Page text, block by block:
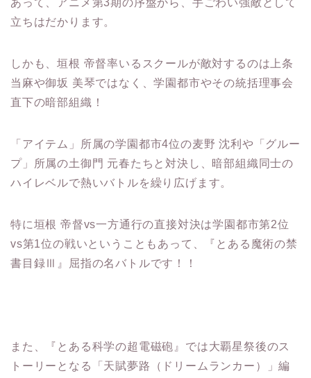
あって、アニメ第3期の序盤から、手ごわい強敵として
立ちはだかります。
しかも、垣根 帝督率いるスクールが敵対するのは上条
当麻や御坂 美琴ではなく、学園都市やその統括理事会
直下の暗部組織！
「アイテム」所属の学園都市4位の麦野 沈利や「グルー
プ」所属の土御門 元春たちと対決し、暗部組織同士の
ハイレベルで熱いバトルを繰り広げます。
特に垣根 帝督vs一方通行の直接対決は学園都市第2位
vs第1位の戦いということもあって、『とある魔術の禁
書目録Ⅲ』屈指の名バトルです！！
また、『とある科学の超電磁砲』では大覇星祭後のス
トーリーとなる「天賦夢路（ドリームランカー）」編